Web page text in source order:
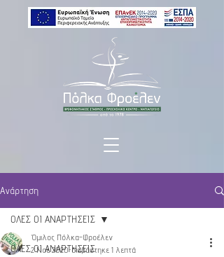
Ανάρτηση
ΟΛΕΣ ΟΙ ΑΝΑΡΤΗΣΕΙΣ
ΟΛΕΣ ΟΙ ΑΝΑΡΤΗΣΕΙΣ
Όμιλος Πόλκα-Φροέλεν
2 Νοε 2020 διαβάστηκε 1 λεπτά